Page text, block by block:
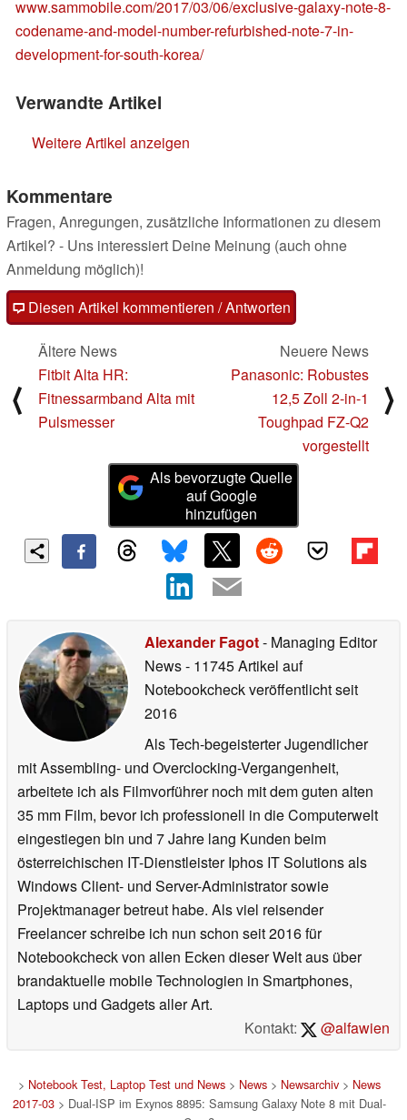
www.sammobile.com/2017/03/06/exclusive-galaxy-note-8-
codename-and-model-number-refurbished-note-7-in-
development-for-south-korea/
Verwandte Artikel
Weitere Artikel anzeigen
Kommentare
Fragen, Anregungen, zusätzliche Informationen zu diesem
Artikel? - Uns interessiert Deine Meinung (auch ohne
Anmeldung möglich)!
Diesen Artikel kommentieren / Antworten
⟨
Ältere News
Fitbit Alta HR:
Fitnessarmband Alta mit
Pulsmesser
Neuere News
Panasonic: Robustes
12,5 Zoll 2-in-1
Toughpad FZ-Q2
vorgestellt
⟩
Als bevorzugte Quelle
auf Google
hinzufügen
Alexander Fagot- Managing Editor
News- 11745 Artikel auf
Notebookcheck veröffentlichtseit
2016
Als Tech-begeisterter Jugendlicher
mit Assembling- und Overclocking-Vergangenheit,
arbeitete ich als Filmvorführer noch mit dem guten alten
35 mm Film, bevor ich professionell in die Computerwelt
eingestiegen bin und 7 Jahre lang Kunden beim
österreichischen IT-Dienstleister Iphos IT Solutions als
Windows Client- und Server-Administrator sowie
Projektmanager betreut habe. Als viel reisender
Freelancer schreibe ich nun schon seit 2016 für
Notebookcheck von allen Ecken dieser Welt aus über
brandaktuelle mobile Technologien in Smartphones,
Laptops und Gadgets aller Art.
Kontakt:
@alfawien
> Notebook Test, Laptop Test und News> News> Newsarchiv> News
2017-03> Dual-ISP im Exynos 8895: Samsung Galaxy Note 8 mit Dual-